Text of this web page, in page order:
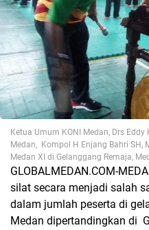
Ketua Umum KONI Medan, Drs
Medan, Kompol H Enjang Bahri SH,
Medan XI di Gelanggang Remaja,
GLOBALMEDAN.COM-
silat secara menjadi salah
dalam jumlah peserta di
Medan dipertandingkan di